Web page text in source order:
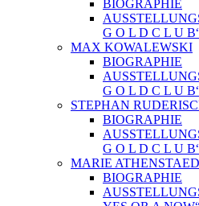
BIOGRAPHIE
G O L D C L U
MAX KOWALEWSKI
BIOGRAPHIE
G O L D C L U
STEPHAN
BIOGRAPHIE
G O L D C L U
MARIE
BIOGRAPHIE